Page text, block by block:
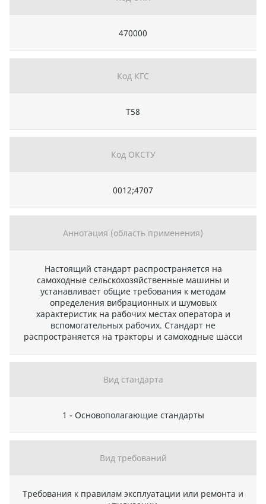
470000
Код КГС
Т58
Код ОКСТУ
0012;4707
Аннотация (область применения)
Настоящий стандарт распространяется на
самоходные сельскохозяйственные машины и
устанавливает общие требования к методам
определения вибрационных и шумовых
характеристик на рабочих местах оператора и
вспомогательных рабочих. Стандарт не
распространяется на тракторы и самоходные шасси
Вид стандарта
1 - Основополагающие стандарты
Вид требований
Требования к правилам эксплуатации или ремонта и